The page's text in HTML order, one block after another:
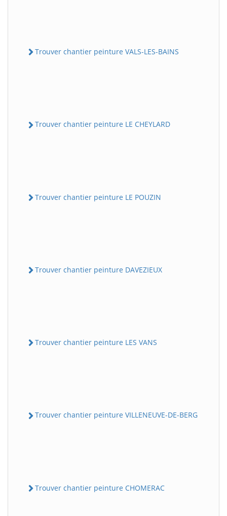
Trouver chantier peinture VALS-LES-BAINS
Trouver chantier peinture LE CHEYLARD
Trouver chantier peinture LE POUZIN
Trouver chantier peinture DAVEZIEUX
Trouver chantier peinture LES VANS
Trouver chantier peinture VILLENEUVE-DE-BERG
Trouver chantier peinture CHOMERAC